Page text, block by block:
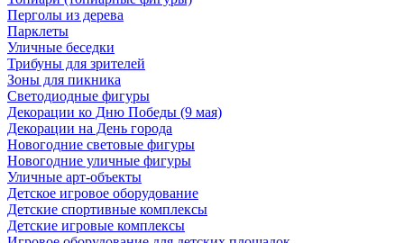
Перголы из дерева
Парклеты
Уличные беседки
Трибуны для зрителей
Зоны для пикника
Светодиодные фигуры
Декорации ко Дню Победы (9 мая)
Декорации на День города
Новогодние световые фигуры
Новогодние уличные фигуры
Уличные арт-объекты
Детское игровое оборудование
Детские спортивные комплексы
Детские игровые комплексы